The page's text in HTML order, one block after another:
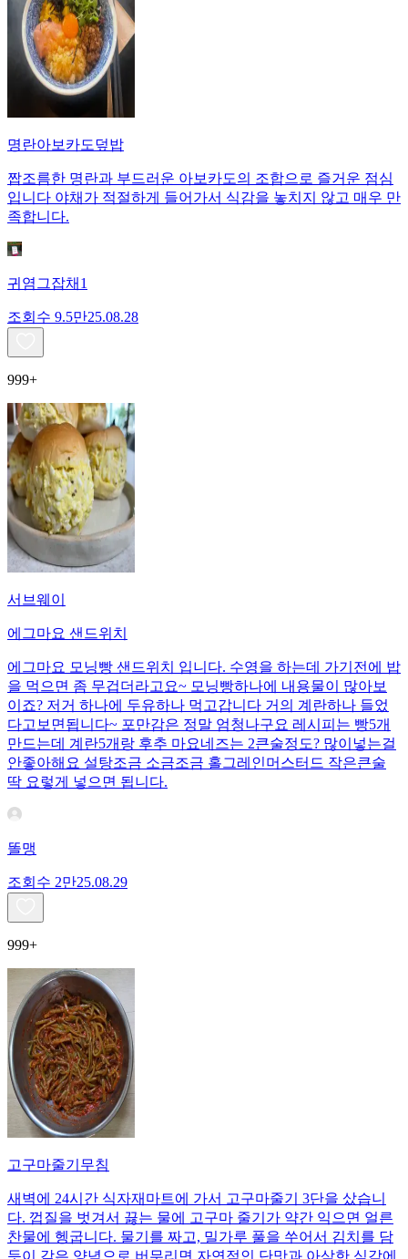
명란아보카도덮밥
짭조름한 명란과 부드러운 아보카도의 조합으로 즐거운 점심
입니다 야채가 적절하게 들어가서 식감을 놓치지 않고 매우 만
족합니다.
귀염그잡채1
조회수 9.5만25.08.28
999+
서브웨이
에그마요 샌드위치
에그마요 모닝빵 샌드위치 입니다. 수영을 하는데 가기전에 밥
을 먹으면 좀 무겁더라고요~ 모닝빵하나에 내용물이 많아보
이죠? 저거 하나에 두유하나 먹고갑니다 거의 계란하나 들었
다고보면됩니다~ 포만감은 정말 엄청나구요 레시피는 빵5개
만드는데 계란5개랑 후추 마요네즈는 2큰술정도? 많이넣는걸
안좋아해요 설탕조금 소금조금 홀그레인머스터드 작은큰술
딱 요렇게 넣으면 됩니다.
똘맹
조회수 2만25.08.29
999+
고구마줄기무침
새벽에 24시간 식자재마트에 가서 고구마줄기 3단을 샀습니
다. 껍질을 벗겨서 끓는 물에 고구마 줄기가 약간 익으면 얼른
찬물에 헹굽니다. 물기를 짜고, 밀가루 풀을 쑤어서 김치를 담
듯이 갖은 양념으로 버무리면 자연적인 단맛과 아삭한 식감에